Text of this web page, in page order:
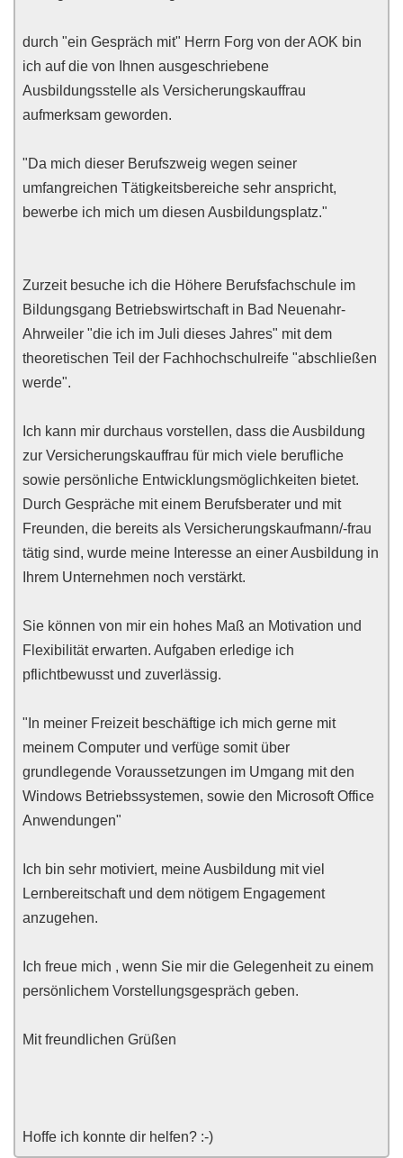
durch "ein Gespräch mit" Herrn Forg von der AOK bin
ich auf die von Ihnen ausgeschriebene
Ausbildungsstelle als Versicherungskauffrau
aufmerksam geworden.
"Da mich dieser Berufszweig wegen seiner
umfangreichen Tätigkeitsbereiche sehr anspricht,
bewerbe ich mich um diesen Ausbildungsplatz."
Zurzeit besuche ich die Höhere Berufsfachschule im
Bildungsgang Betriebswirtschaft in Bad Neuenahr-
Ahrweiler "die ich im Juli dieses Jahres" mit dem
theoretischen Teil der Fachhochschulreife "abschließen
werde".
Ich kann mir durchaus vorstellen, dass die Ausbildung
zur Versicherungskauffrau für mich viele berufliche
sowie persönliche Entwicklungsmöglichkeiten bietet.
Durch Gespräche mit einem Berufsberater und mit
Freunden, die bereits als Versicherungskaufmann/-frau
tätig sind, wurde meine Interesse an einer Ausbildung in
Ihrem Unternehmen noch verstärkt.
Sie können von mir ein hohes Maß an Motivation und
Flexibilität erwarten. Aufgaben erledige ich
pflichtbewusst und zuverlässig.
"In meiner Freizeit beschäftige ich mich gerne mit
meinem Computer und verfüge somit über
grundlegende Voraussetzungen im Umgang mit den
Windows Betriebssystemen, sowie den Microsoft Office
Anwendungen"
Ich bin sehr motiviert, meine Ausbildung mit viel
Lernbereitschaft und dem nötigem Engagement
anzugehen.
Ich freue mich , wenn Sie mir die Gelegenheit zu einem
persönlichem Vorstellungsgespräch geben.
Mit freundlichen Grüßen
Hoffe ich konnte dir helfen? :-)